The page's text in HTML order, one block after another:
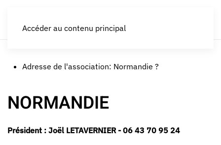
Accéder au contenu principal
Adresse de l'association: Normandie ?
NORMANDIE
Président : Joël LETAVERNIER - 06 43 70 95 24